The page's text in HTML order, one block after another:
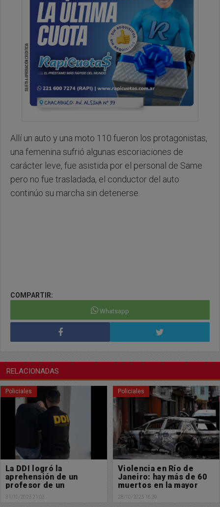
Allí un auto y una moto 110 fueron los protagonistas,
una femenina sufrió algunas escoriaciones de
carácter leve, fue asistida por el personal de Same
pero no fue trasladada, el conductor del auto
continúo su marcha sin detenerse.
COMPARTIR:
Whatsapp
RELACIONADAS
Policiales
Violencia en Río de
Janeiro: hay más de 60
muertos en la mayor
operación de la historia
contra el narcotráfico
28/10/2025 16:39
Policiales
Inseguridad: Robaron 1
moto en las últimas
horas en Chacabuco
28/10/2025 08:11